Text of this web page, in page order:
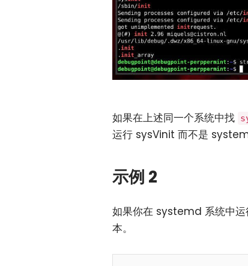
如果在上述同一个系统中找
运行 sysVinit 而不是
示例 2
如果你在 systemd 系统中运
本。